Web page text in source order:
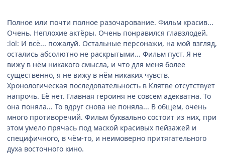
Полное или почти полное разочарование. Фильм красив...
Очень. Неплохие актёры. Очень понравился главзлодей.
:lol: И всё... пожалуй. Остальные персонажи, на мой взгляд,
остались абсолютно не раскрытыми... Фильм пуст. Я не
вижу в нём никакого смысла, и что для меня более
существенно, я не вижу в нём никаких чувств.
Хронологическая последовательность в Клятве отсутствует
напрочь. Её нет. Главная героиня не совсем адекватна. То
она поняла... То вдруг снова не поняла... В общем, очень
много противоречий. Фильм буквально состоит из них, при
этом умело прячась под маской красивых пейзажей и
специфичного, в чём-то, и неимоверно притягательного
духа восточного кино.